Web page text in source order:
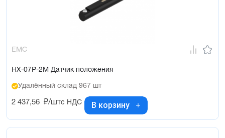
EMC
HX-07P-2M Датчик положения
Удалённый склад 967 шт
2 437,56 ₽/штс НДС В корзину